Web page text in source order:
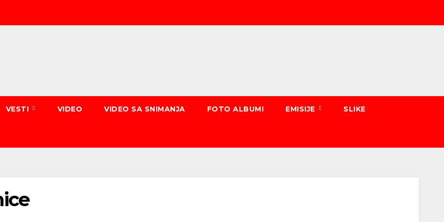
VESTI VIDEO VIDEO SA SNIMANJA FOTO ALBUMI EMISIJE SLIKE